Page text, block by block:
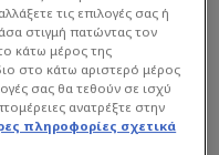
τις επιλογές σας ή
στιγμή πατώντας τον
κάτω μέρος της
στο κάτω αριστερό μέρος
σας θα τεθούν σε ισχύ
ανατρέξτε στην
πληροφορίες σχετικά